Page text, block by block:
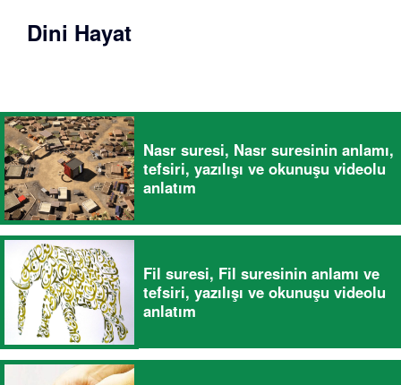
Dini Hayat
Nasr suresi, Nasr suresinin anlamı,
tefsiri, yazılışı ve okunuşu videolu
anlatım
Fil suresi, Fil suresinin anlamı ve
tefsiri, yazılışı ve okunuşu videolu
anlatım